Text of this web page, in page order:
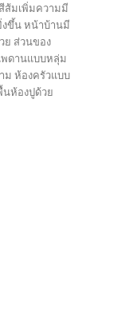
ส้มเพิ่มความมี
งขึ้น หน้าบ้านมี
ย ส่วนของ
พดานแบบหลุ่ม
ม ห้องครัวแบบ
นห้องปูด้วย